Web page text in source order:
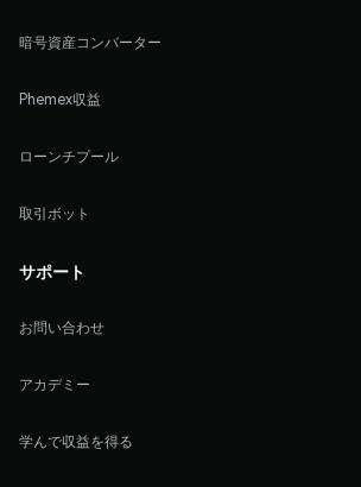
暗号資産コンバーター
Phemex収益
ローンチプール
取引ボット
サポート
お問い合わせ
アカデミー
学んで収益を得る